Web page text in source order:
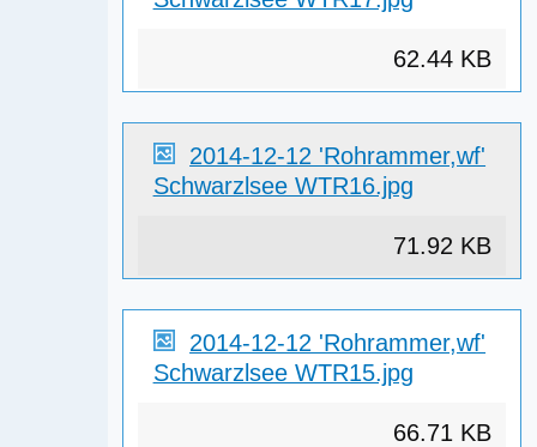
62.44 KB
2014-12-12 'Rohrammer,wf'
Schwarzlsee WTR16.jpg
71.92 KB
2014-12-12 'Rohrammer,wf'
Schwarzlsee WTR15.jpg
66.71 KB